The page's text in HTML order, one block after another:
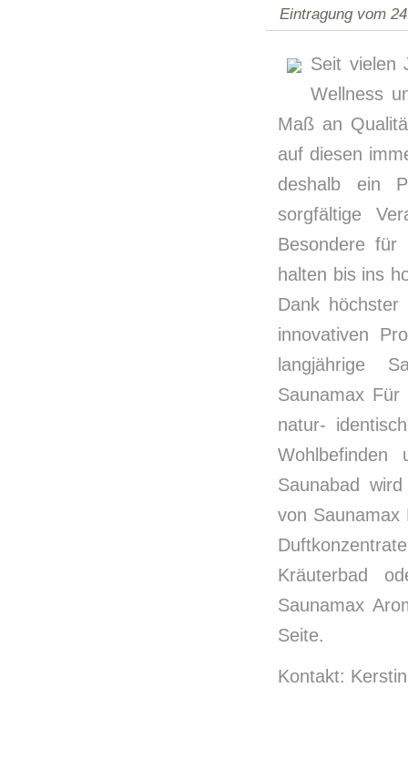
Eintragung vom
Seit vielen
Wellness
Maß an
auf diesen
deshalb ein
sorgfältige
Besondere für
halten bis ins
Dank höchster
innovativen
langjährige
Saunamax Für
natur-
Saunabad
von Saunamax
Kräuterbad
Saunamax
Seite.
Kontakt: